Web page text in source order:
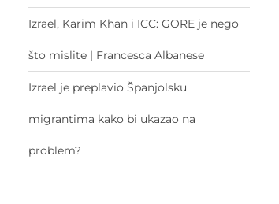
Izrael, Karim Khan i ICC: GORE je nego
što mislite | Francesca Albanese
Izrael je preplavio Španjolsku
migrantima kako bi ukazao na
problem?